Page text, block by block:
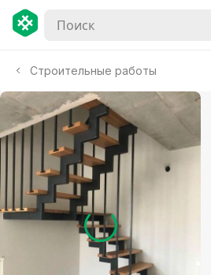
Строительные работы